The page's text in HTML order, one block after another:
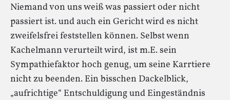
Niemand von uns weiß was passiert oder nicht
passiert ist. und auch ein Gericht wird es nicht
zweifelsfrei feststellen können. Selbst wenn
Kachelmann verurteilt wird, ist m.E. sein
Sympathiefaktor hoch genug, um seine Karrtiere
nicht zu beenden. Ein bisschen Dackelblick,
„aufrichtige“ Entschuldigung und Eingeständnis